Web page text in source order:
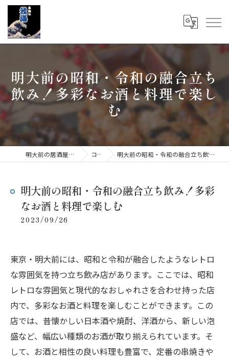
明大前の昭和・令和の融合立ち
飲み！多彩なお酒と料理で楽し
む
明大前の居酒屋なら立呑み 我海 コラム 明大前の昭和・令和の融合立ち飲み！多彩なお酒と料理で楽しむ
明大前の昭和・令和の融合立ち飲み！多彩
なお酒と料理で楽しむ
2023/09/26
東京・明大前には、昭和と令和が融合したようなレトロ
な雰囲気を持つ立ち飲み店があります。ここでは、昭和
レトロな雰囲気と現代的なおしゃれさを合わせ持った店
内で、多彩なお酒と料理を楽しむことができます。この
店では、昔懐かしい日本酒や焼酎、洋酒から、新しい泡
盛など、幅広い種類のお酒が取り揃えられています。そ
して、お酒と相性の良い料理も豊富で、定番の串焼きや